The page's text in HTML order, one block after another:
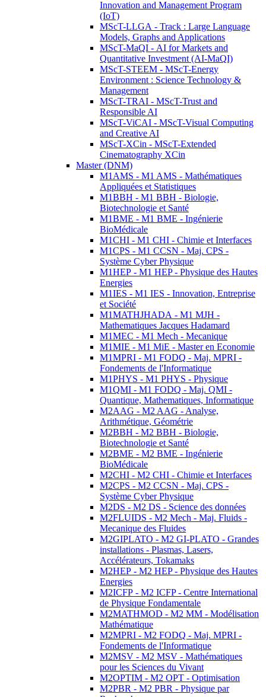
Innovation and Management Program
(IoT)
MScT-LLGA - Track : Large Language
Models, Graphs and Applications
MScT-MaQI - AI for Markets and
Quantitative Investment (AI-MaQI)
MScT-STEEM - MScT-Energy
Environment : Science Technology &
Management
MScT-TRAI - MScT-Trust and
Responsible AI
MScT-ViCAI - MScT-Visual Computing
and Creative AI
MScT-XCin - MScT-Extended
Cinematography XCin
Master (DNM)
M1AMS - M1 AMS - Mathématiques
Appliquées et Statistiques
M1BBH - M1 BBH - Biologie,
Biotechnologie et Santé
M1BME - M1 BME - Ingénierie
BioMédicale
M1CHI - M1 CHI - Chimie et Interfaces
M1CPS - M1 CCSN - Maj. CPS -
Système Cyber Physique
M1HEP - M1 HEP - Physique des Hautes
Energies
M1IES - M1 IES - Innovation, Entreprise
et Société
M1MATHJHADA - M1 MJH -
Mathematiques Jacques Hadamard
M1MEC - M1 Mech - Mecanique
M1MIE - M1 MiE - Master en Economie
M1MPRI - M1 FODQ - Maj. MPRI -
Fondements de l'Informatique
M1PHYS - M1 PHYS - Physique
M1QMI - M1 FODQ - Maj. QMI -
Quantique, Mathematiques, Informatique
M2AAG - M2 AAG - Analyse,
Arithmétique, Géométrie
M2BBH - M2 BBH - Biologie,
Biotechnologie et Santé
M2BME - M2 BME - Ingénierie
BioMédicale
M2CHI - M2 CHI - Chimie et Interfaces
M2CPS - M2 CCSN - Maj. CPS -
Système Cyber Physique
M2DS - M2 DS - Science des données
M2FLUIDS - M2 Mech - Maj. Fluids -
Mecanique des Fluides
M2GIPLATO - M2 GI-PLATO - Grandes
installations - Plasmas, Lasers,
Accélérateurs, Tokamaks
M2HEP - M2 HEP - Physique des Hautes
Energies
M2ICFP - M2 ICFP - Centre International
de Physique Fondamentale
M2MATHMOD - M2 MM - Modélisation
Mathématique
M2MPRI - M2 FODQ - Maj. MPRI -
Fondements de l'Informatique
M2MSV - M2 MSV - Mathématiques
pour les Sciences du Vivant
M2OPTIM - M2 OPT - Optimisation
M2PBR - M2 PBR - Physique par